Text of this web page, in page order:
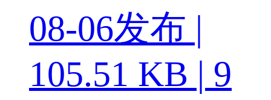
08-06发布 |
105.51 KB | 9